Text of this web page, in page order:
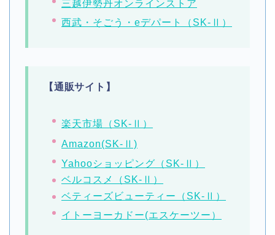
三越伊勢丹オンラインストア
西武・そごう・eデパート（SK-Ⅱ）
【通販サイト】
楽天市場（SK-Ⅱ）
Amazon(SK-Ⅱ)
Yahooショッピング（SK-Ⅱ）
ベルコスメ（SK-Ⅱ）
ベティーズビューティー（SK-Ⅱ）
イトーヨーカドー(エスケーツー）